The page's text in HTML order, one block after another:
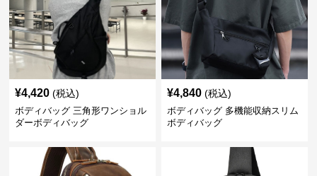
¥4,420 (税込)
ボディバッグ 三角形ワンショル
ダーボディバッグ
¥4,840 (税込)
ボディバッグ 多機能収納スリム
ボディバッグ